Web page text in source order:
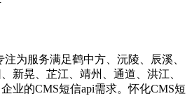
注为服务满足鹤中方、沅陵、辰溪、
新晃、芷江、靖州、通道、洪江、
业的CMS短信api需求。怀化CMS短